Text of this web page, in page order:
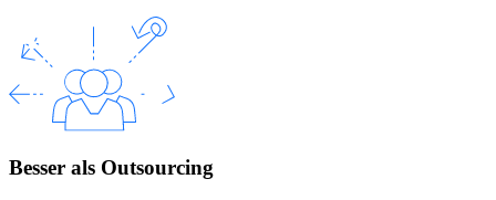
Besser als Outsourcing